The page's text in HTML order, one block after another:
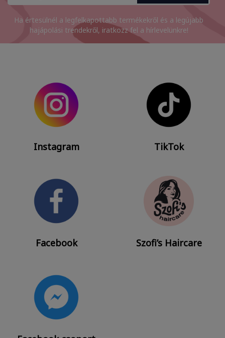
Ha értesülnél a legfelkapottabb termékekről és a legújabb
hajápolási trendekről, iratkozz fel a hírlevelünkre!
Instagram TikTok
Facebook Szofi’s Haircare